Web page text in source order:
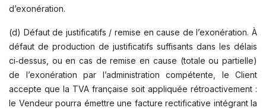
d’exonération.
(d) Défaut de justificatifs / remise en cause de l’exonération. À
défaut de production de justificatifs suffisants dans les délais
ci‑dessus, ou en cas de remise en cause (totale ou partielle)
de l’exonération par l’administration compétente, le Client
accepte que la TVA française soit appliquée rétroactivement :
le Vendeur pourra émettre une facture rectificative intégrant la